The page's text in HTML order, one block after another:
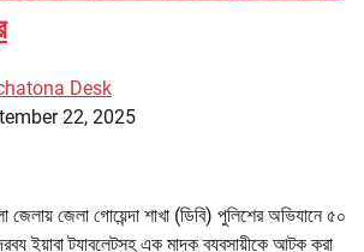
Desk
22, 2025
জেলা গোয়েন্দা শাখা (ডিবি) পুলিশের অভিযানে ৫০
ইয়াবা ট্যাবলেটসহ এক মাদক ব্যবসায়ীকে আটক করা